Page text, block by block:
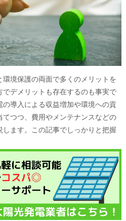
境保護の両面で多くのメリットを
デメリットも存在するのも事実で
導入による収益増加や環境への貢
つつ、費用やメンテナンスなどの
ます。この記事でしっかりと把握